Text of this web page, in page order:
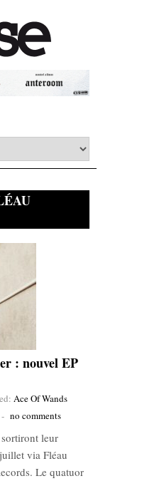
: nouvel EP
Ace Of Wands
- no comments
leur
via Fléau
Le quatuor